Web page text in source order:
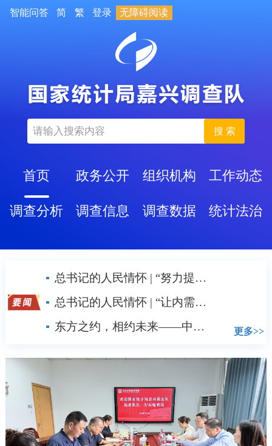
智能问答 简 繁 登录 无障碍阅读
搜 索
首页 政务公开 组织机构 工作动态
调查分析 调查信息 调查数据 统计法治
总书记的人民情怀 | “努力提升粮食能源资源安全保障能力”
总书记的人民情怀 | “让内需成为经济发展的主动力”
东方之约，相约未来——中国元首外交的世界情怀与大国气派
更多>>